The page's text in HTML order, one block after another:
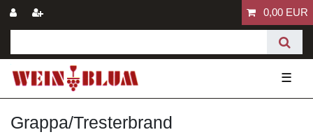
0,00 EUR
☰
Grappa/Tresterbrand